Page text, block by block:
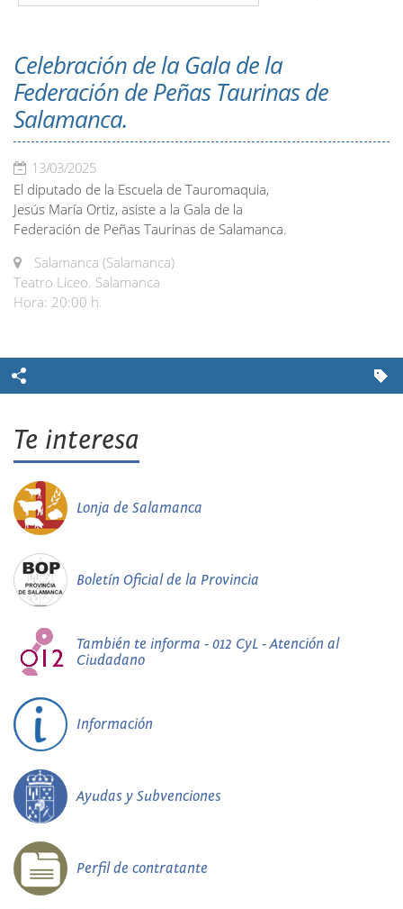
Celebración de la Gala de la
Federación de Peñas Taurinas de
Salamanca.
13/03/2025
El diputado de la Escuela de Tauromaquia,
Jesús María Ortiz, asiste a la Gala de la
Federación de Peñas Taurinas de Salamanca.
Salamanca (Salamanca)
Teatro Liceo. Salamanca
Hora: 20:00 h.
Te interesa
Lonja de Salamanca
Boletín Oficial de la Provincia
También te informa - 012 CyL - Atención al
Ciudadano
Información
Ayudas y Subvenciones
Perfil de contratante